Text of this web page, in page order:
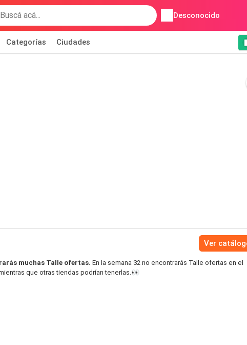
Desconocido
Categorías Ciudades
Ver
muchas Talle ofertas. En la semana 32 no encontrarás Talle ofertas en el
que otras tiendas podrían tenerlas.👀